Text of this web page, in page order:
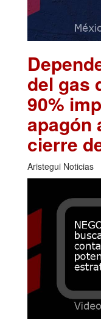
del gas
90%
apagón
cierre
Aristegui Noticias